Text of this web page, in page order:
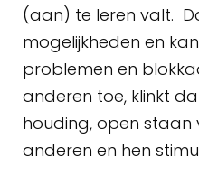
(aan) te leren valt.
mogelijkheden en
problemen en
anderen toe, klinkt
houding, open
anderen en hen